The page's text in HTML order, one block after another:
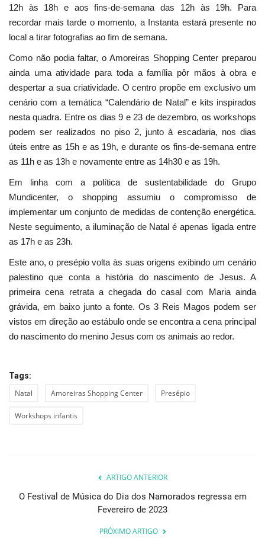
12h às 18h e aos fins-de-semana das 12h às 19h. Para
recordar mais tarde o momento, a Instanta estará presente no
local a tirar fotografias ao fim de semana.
Como não podia faltar, o Amoreiras Shopping Center preparou
ainda uma atividade para toda a família pôr mãos à obra e
despertar a sua criatividade. O centro propõe em exclusivo um
cenário com a temática “Calendário de Natal” e kits inspirados
nesta quadra. Entre os dias 9 e 23 de dezembro, os workshops
podem ser realizados no piso 2, junto à escadaria, nos dias
úteis entre as 15h e as 19h, e durante os fins-de-semana entre
as 11h e as 13h e novamente entre as 14h30 e as 19h.
Em linha com a política de sustentabilidade do Grupo
Mundicenter, o shopping assumiu o compromisso de
implementar um conjunto de medidas de contenção energética.
Neste seguimento, a iluminação de Natal é apenas ligada entre
as 17h e as 23h.
Este ano, o presépio volta às suas origens exibindo um cenário
palestino que conta a história do nascimento de Jesus. A
primeira cena retrata a chegada do casal com Maria ainda
grávida, em baixo junto a fonte. Os 3 Reis Magos podem ser
vistos em direção ao estábulo onde se encontra a cena principal
do nascimento do menino Jesus com os animais ao redor.
Tags:
Natal Amoreiras Shopping Center Presépio
Workshops infantis
ARTIGO ANTERIOR
O Festival de Música do Dia dos Namorados regressa em
Fevereiro de 2023
PRÓXIMO ARTIGO